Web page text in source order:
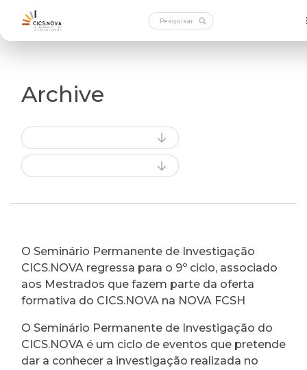
Archive
O Seminário Permanente de Investigação
CICS.NOVA regressa para o 9º ciclo, associado
aos Mestrados que fazem parte da oferta
formativa do CICS.NOVA na NOVA FCSH
O Seminário Permanente de Investigação do
CICS.NOVA é um ciclo de eventos que pretende
dar a conhecer a investigação realizada no